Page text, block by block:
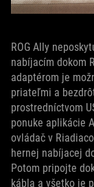
ROG Ally
nabíjacím dokom
adaptérom je
priateľmi a
prostredníctvom
ponuke aplikácie
ovládač v
hernej nabíjacej
Potom pripojte
kábla a všetko je